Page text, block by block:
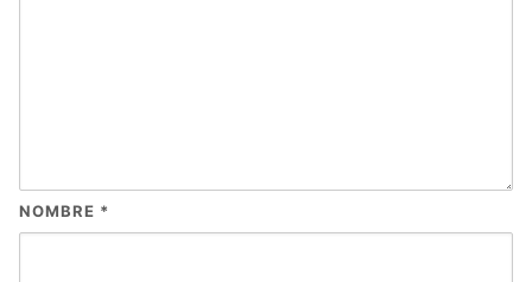
NOMBRE *